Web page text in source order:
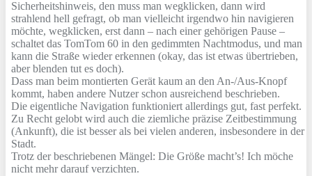
Sicherheitshinweis, den muss man wegklicken, dann wird
strahlend hell gefragt, ob man vielleicht irgendwo hin navigieren
möchte, wegklicken, erst dann – nach einer gehörigen Pause –
schaltet das TomTom 60 in den gedimmten Nachtmodus, und man
kann die Straße wieder erkennen (okay, das ist etwas übertrieben,
aber blenden tut es doch).
Dass man beim montierten Gerät kaum an den An-/Aus-Knopf
kommt, haben andere Nutzer schon ausreichend beschrieben.
Die eigentliche Navigation funktioniert allerdings gut, fast perfekt.
Zu Recht gelobt wird auch die ziemliche präzise Zeitbestimmung
(Ankunft), die ist besser als bei vielen anderen, insbesondere in der
Stadt.
Trotz der beschriebenen Mängel: Die Größe macht’s! Ich möche
nicht mehr darauf verzichten.